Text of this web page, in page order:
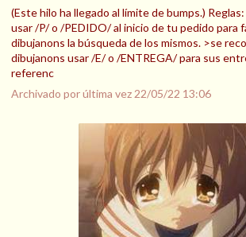
(Este hilo ha llegado al límite de bumps.)
usar /P/ o /PEDIDO/ al inicio de tu pedido para
dibujanons la búsqueda de los mismos. >se
dibujanons usar /E/ o /ENTREGA/ para sus
referenc
Archivado por última vez 22/05/22 13:06